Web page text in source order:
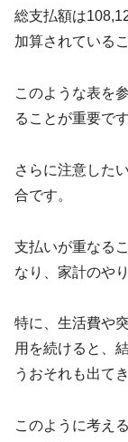
総支払額は
加算されている
このような表を
ることが重要です
さらに注意した
合です。
支払いが重なる
なり、家計のや
特に、生活費や
用を続けると、
うおそれも出て
このように考え